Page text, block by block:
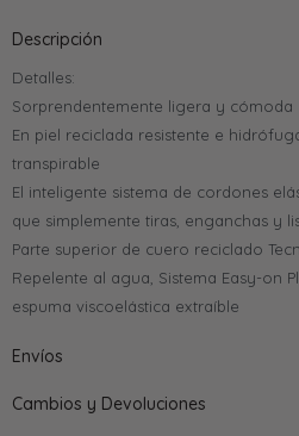
Descripción
Detalles:
Sorprendentemente ligera y cómoda
En piel reciclada resistente e
transpirable
El inteligente sistema de cordones
que simplemente tiras, enganchas y
Parte superior de cuero reciclado
Repelente al agua, Sistema Easy-on
espuma viscoelástica extraíble
Envíos
Cambios y Devoluciones